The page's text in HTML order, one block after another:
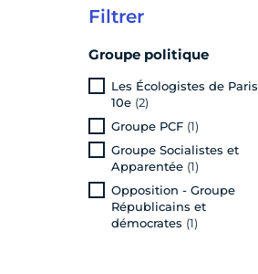
Filtrer
Groupe politique
Les Écologistes de Paris
10e (2)
Groupe PCF (1)
Groupe Socialistes et
Apparentée (1)
Opposition - Groupe
Républicains et
démocrates (1)